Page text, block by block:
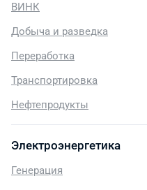
ВИНК
Добыча и разведка
Переработка
Транспортировка
Нефтепродукты
Электроэнергетика
Генерация